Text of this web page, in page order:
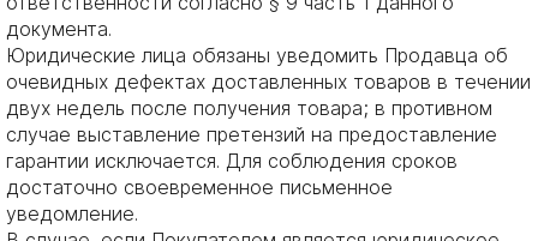
документа.
Юридические лица обязаны уведомить Продавца об
очевидных дефектах доставленных товаров в течении
двух недель после получения товара; в противном
случае выставление претензий на предоставление
гарантии исключается. Для соблюдения сроков
достаточно своевременное письменное
уведомление.